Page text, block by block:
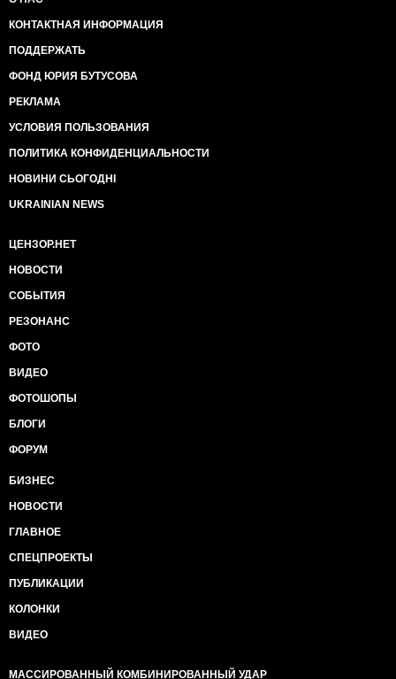
КОНТАКТНАЯ ИНФОРМАЦИЯ
ПОДДЕРЖАТЬ
ФОНД ЮРИЯ БУТУСОВА
РЕКЛАМА
УСЛОВИЯ ПОЛЬЗОВАНИЯ
ПОЛИТИКА КОНФИДЕНЦИАЛЬНОСТИ
НОВИНИ СЬОГОДНІ
UKRAINIAN NEWS
ЦЕНЗОР.НЕТ
НОВОСТИ
СОБЫТИЯ
РЕЗОНАНС
ФОТО
ВИДЕО
ФОТОШОПЫ
БЛОГИ
ФОРУМ
БИЗНЕС
НОВОСТИ
ГЛАВНОЕ
СПЕЦПРОЕКТЫ
ПУБЛИКАЦИИ
КОЛОНКИ
ВИДЕО
МАССИРОВАННЫЙ КОМБИНИРОВАННЫЙ УДАР